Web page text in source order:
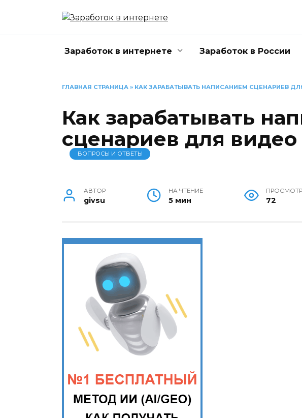
Заработок в интернете Заработок в России
ГЛАВНАЯ СТРАНИЦА » КАК ЗАРАБАТЫВАТЬ НАПИСАНИЕМ СЦЕНАРИЕВ
Как зарабатывать
сценариев для
ВОПРОСЫ И ОТВЕТЫ
АВТОР
givsu
НА ЧТЕНИЕ
5 мин 72